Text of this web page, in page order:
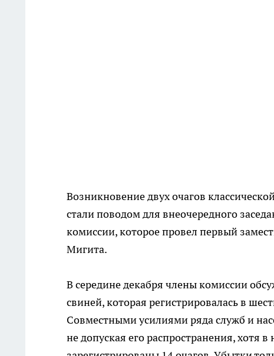
Возникновение двух очагов
стали поводом для внеочередного
комиссии, которое провел первый
Мигита.
В середине декабря члены комиссии
свиней, которая регистрировалась в
Совместными усилиями ряда служб и
не допуская его распространения, хотя